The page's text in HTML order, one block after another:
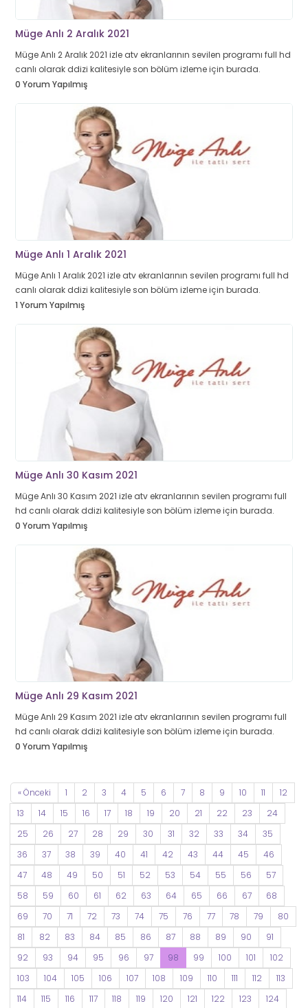
Müge Anlı 2 Aralık 2021
Müge Anlı 2 Aralık 2021 izle atv ekranlarının sevilen programı full hd
canlı olarak ddizi kalitesiyle son bölüm izleme için burada.
0 Yorum Yapılmış
Müge Anlı 1 Aralık 2021
Müge Anlı 1 Aralık 2021 izle atv ekranlarının sevilen programı full hd
canlı olarak ddizi kalitesiyle son bölüm izleme için burada.
1 Yorum Yapılmış
Müge Anlı 30 Kasım 2021
Müge Anlı 30 Kasım 2021 izle atv ekranlarının sevilen programı full
hd canlı olarak ddizi kalitesiyle son bölüm izleme için burada.
0 Yorum Yapılmış
Müge Anlı 29 Kasım 2021
Müge Anlı 29 Kasım 2021 izle atv ekranlarının sevilen programı full
hd canlı olarak ddizi kalitesiyle son bölüm izleme için burada.
0 Yorum Yapılmış
« Önceki 1 2 3 4 5 6 7 8 9 10 11
12
13
14 15 16 17 18 19 20 21 22 23
24
25
26 27 28 29 30 31 32 33 34
35
36
37 38 39 40 41 42 43 44 45
46
47
48 49 50 51 52 53 54 55 56
57
58
59 60 61 62 63 64 65 66 67
68
69
70 71 72 73 74 75 76 77 78 79
80
81
82 83 84 85 86 87 88 89 90
91
92
93 94 95 96 97 98 99 100 101
102
103
104 105 106 107 108 109 110 111 112
113
114
115 116 117 118 119 120 121 122 123
124